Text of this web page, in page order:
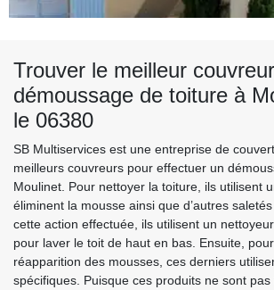
Trouver le meilleur
démoussage de toiture à
le 06380
SB Multiservices est une entreprise de
meilleurs couvreurs pour effectuer un
Moulinet. Pour nettoyer la toiture, ils utilisent
éliminent la mousse ainsi que d’autres
cette action effectuée, ils utilisent un
pour laver le toit de haut en bas. Ensuite,
réapparition des mousses, ces derniers
spécifiques. Puisque ces produits ne sont